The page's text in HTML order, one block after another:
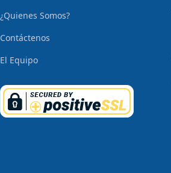
¿Quienes Somos?
Contáctenos
El Equipo